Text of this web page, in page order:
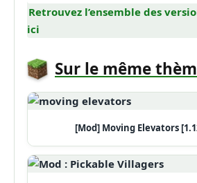
Retrouvez l’ensemble des
ici
Sur le même
[Mod] Moving Elevators